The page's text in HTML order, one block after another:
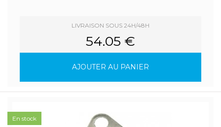
LIVRAISON SOUS 24H/48H
54.05 €
AJOUTER AU PANIER
En stock